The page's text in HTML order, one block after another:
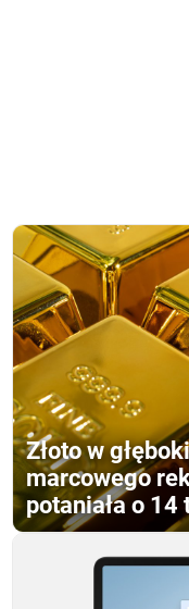
Złoto w
marcowego
potaniała o 14